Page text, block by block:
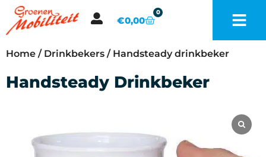
€0,00
0
Home / Drinkbekers / Handsteady drinkbeker
Handsteady Drinkbeker